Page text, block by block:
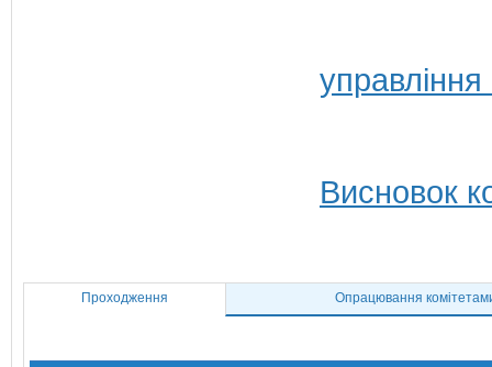
Висновок
Проходження Опрацювання